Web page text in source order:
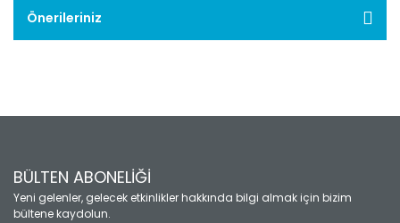
Önerileriniz
BÜLTEN ABONELİĞİ
Yeni gelenler, gelecek etkinlikler hakkında bilgi almak için bizim
bültene kaydolun.